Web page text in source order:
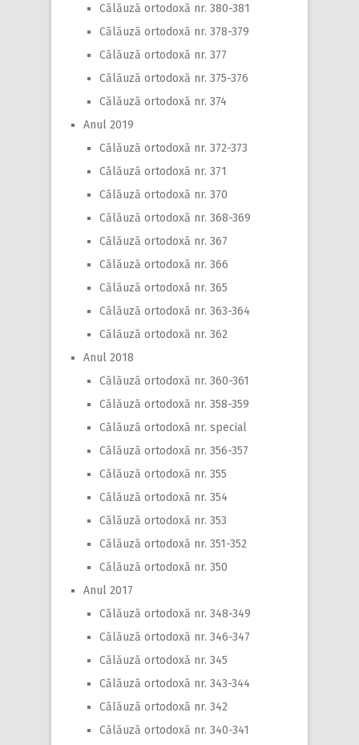
Călăuză ortodoxă nr. 380-381
Călăuză ortodoxă nr. 378-379
Călăuză ortodoxă nr. 377
Călăuză ortodoxă nr. 375-376
Călăuză ortodoxă nr. 374
Anul 2019
Călăuză ortodoxă nr. 372-373
Călăuză ortodoxă nr. 371
Călăuză ortodoxă nr. 370
Călăuză ortodoxă nr. 368-369
Călăuză ortodoxă nr. 367
Călăuză ortodoxă nr. 366
Călăuză ortodoxă nr. 365
Călăuză ortodoxă nr. 363-364
Călăuză ortodoxă nr. 362
Anul 2018
Călăuză ortodoxă nr. 360-361
Călăuză ortodoxă nr. 358-359
Călăuză ortodoxă nr. special
Călăuză ortodoxă nr. 356-357
Călăuză ortodoxă nr. 355
Călăuză ortodoxă nr. 354
Călăuză ortodoxă nr. 353
Călăuză ortodoxă nr. 351-352
Călăuză ortodoxă nr. 350
Anul 2017
Călăuză ortodoxă nr. 348-349
Călăuză ortodoxă nr. 346-347
Călăuză ortodoxă nr. 345
Călăuză ortodoxă nr. 343-344
Călăuză ortodoxă nr. 342
Călăuză ortodoxă nr. 340-341